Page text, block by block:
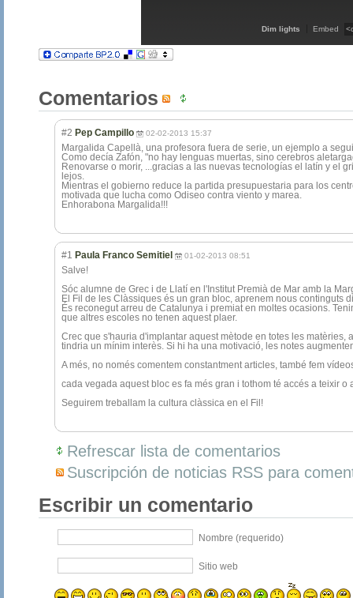
Dim lights Embed
Comentarios
#2 Pep Campillo 02-02-2013 15:37
Margalida Capellà, una profesora fuera de serie, un ejemplo a
Como decía Zafón, "no hay lenguas muertas, sino cerebros
Renovarse o morir, ...gracias a las nuevas tecnologías el latín y el
lejos.
Mientras el gobierno reduce la partida presupuestaria para los
motivada que lucha como Odiseo contra viento y marea.
Enhorabona Margalida!!!
#1 Paula Franco Semitiel 01-02-2013 08:51
Salve!
Sóc alumne de Grec i de Llatí en l'Institut Premià de Mar amb la
El Fil de les Clàssiques és un gran bloc, aprenem nous continguts
És reconegut arreu de Catalunya i premiat en moltes ocasions.
que altres escoles no tenen aquest plaer.
Crec que s'hauria d'implantar aquest mètode en totes les
tindria un mínim interès. Si hi ha una motivació, les notes
A més, no només comentem constantment articles, també fem
cada vegada aquest bloc es fa més gran i tothom té accés a teixir o
Seguirem treballam la cultura clàssica en el Fil!
Refrescar lista de comentarios
Suscripción de noticias RSS para
Escribir un comentario
Nombre (requerido)
Sitio web